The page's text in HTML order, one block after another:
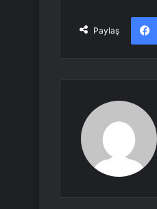
Paylaş